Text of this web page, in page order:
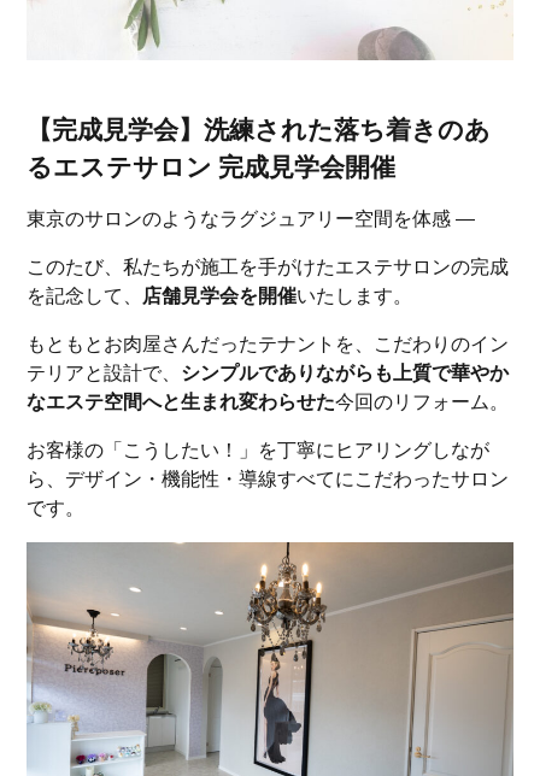
【完成見学会】洗練された落ち着きのあ
るエステサロン 完成見学会開催
東京のサロンのようなラグジュアリー空間を体感 ―
このたび、私たちが施工を手がけたエステサロンの完成
を記念して、店舗見学会を開催いたします。
もともとお肉屋さんだったテナントを、こだわりのイン
テリアと設計で、 シンプルでありながらも上質で華やか
なエステ空間へと生まれ変わらせた今回のリフォーム。
お客様の「こうしたい！」を丁寧にヒアリングしなが
ら、デザイン・機能性・導線すべてにこだわったサロン
です。